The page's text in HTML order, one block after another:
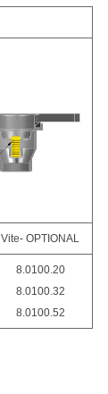
Vite- OPTIONAL
8.0100.20
8.0100.32
8.0100.52